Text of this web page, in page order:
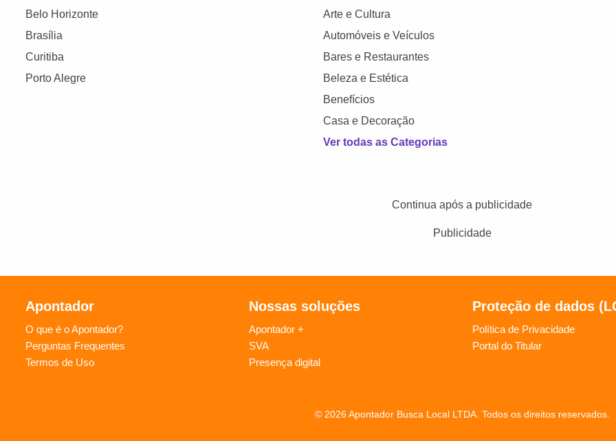
Belo Horizonte
Brasília
Curitiba
Porto Alegre
Arte e Cultura
Automóveis e Veículos
Bares e Restaurantes
Beleza e Estética
Benefícios
Casa e Decoração
Ver todas as Categorias
Continua após a publicidade
Publicidade
Apontador
O que é o Apontador?
Perguntas Frequentes
Termos de Uso
Nossas soluções
Apontador +
SVA
Presença digital
Proteção de dados
Política de Privacidade
Portal do Titular
© 2026 Apontador Busca Local LTDA. Todos os direitos reservados.